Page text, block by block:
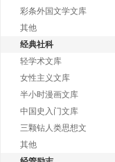
彩条外国文学文库
其他
经典社科
轻学术文库
女性主义文库
半小时漫画文库
中国史入门文库
三颗钻人类思想文
其他